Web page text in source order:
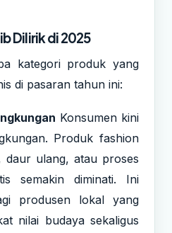
Dilirik di 2025
kategori produk yang
di pasaran tahun ini:
Konsumen kini
Produk fashion
daur ulang, atau proses
semakin diminati. Ini
produsen lokal yang
nilai budaya sekaligus